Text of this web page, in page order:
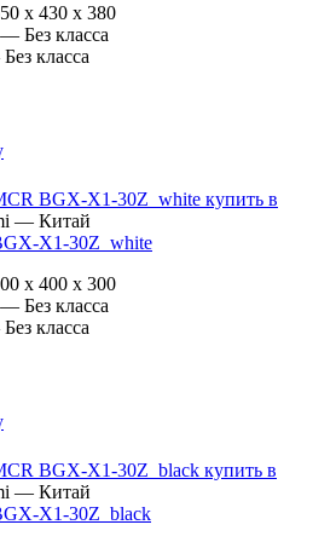
x 430 x 380
Без класса
класса
— Китай
X1-30Z_white
x 400 x 300
Без класса
класса
— Китай
X1-30Z_black